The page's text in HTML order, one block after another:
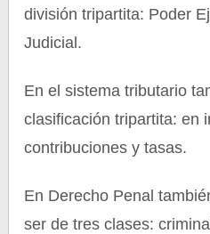
división tripartita: Poder
Judicial.
En el sistema tributario
clasificación tripartita: en
contribuciones y tasas.
En Derecho Penal
ser de tres clases: